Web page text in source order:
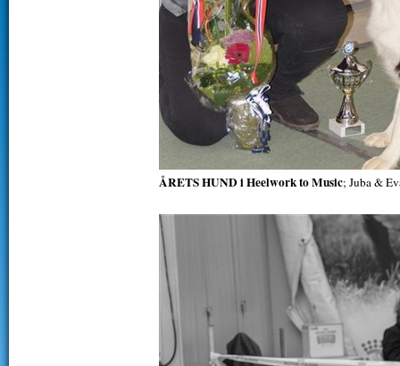
ÅRETS HUND i Heelwork to Music; Juba &